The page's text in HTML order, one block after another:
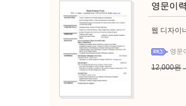
영문이
웹 디자이
영문
12,000원